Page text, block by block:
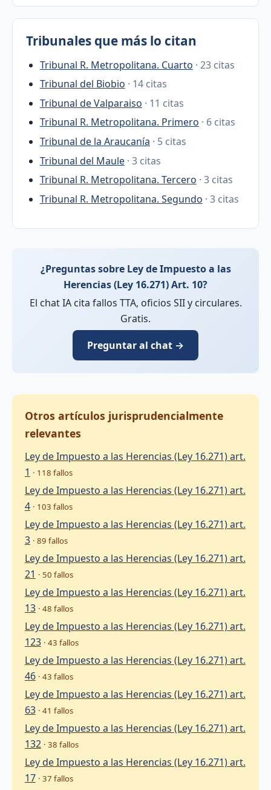
Tribunales que más lo citan
Tribunal R. Metropolitana. Cuarto · 23 citas
Tribunal del Biobio · 14 citas
Tribunal de Valparaiso · 11 citas
Tribunal R. Metropolitana. Primero · 6 citas
Tribunal de la Araucanía · 5 citas
Tribunal del Maule · 3 citas
Tribunal R. Metropolitana. Tercero · 3 citas
Tribunal R. Metropolitana. Segundo · 3 citas
¿Preguntas sobre Ley de Impuesto a las
Herencias (Ley 16.271) Art. 10?
El chat IA cita fallos TTA, oficios SII y circulares.
Gratis.
Preguntar al chat →
Otros artículos jurisprudencialmente
relevantes
Ley de Impuesto a las Herencias (Ley 16.271) art.
1 · 118 fallos
Ley de Impuesto a las Herencias (Ley 16.271) art.
4 · 103 fallos
Ley de Impuesto a las Herencias (Ley 16.271) art.
3 · 89 fallos
Ley de Impuesto a las Herencias (Ley 16.271) art.
21 · 50 fallos
Ley de Impuesto a las Herencias (Ley 16.271) art.
13 · 48 fallos
Ley de Impuesto a las Herencias (Ley 16.271) art.
123 · 43 fallos
Ley de Impuesto a las Herencias (Ley 16.271) art.
46 · 43 fallos
Ley de Impuesto a las Herencias (Ley 16.271) art.
63 · 41 fallos
Ley de Impuesto a las Herencias (Ley 16.271) art.
132 · 38 fallos
Ley de Impuesto a las Herencias (Ley 16.271) art.
17 · 37 fallos